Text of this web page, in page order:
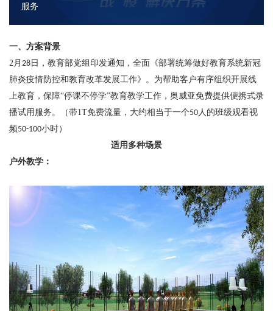
服务
一、方案背景
2 月 28日，教育部党组印发通知，全面《部署统筹做好教育系统新冠
肺炎疫情防控和教育改革发展工作》。为帮助客户有序组织开展线
上教育，保障“停课不停学”教育教学工作，奥威亚免费提供便携式录
播试用 服务。 （带1T免费流量，大约相当于一个50 人的班级观看视
频50-100小时）
适用多种场景
户外教学 ：